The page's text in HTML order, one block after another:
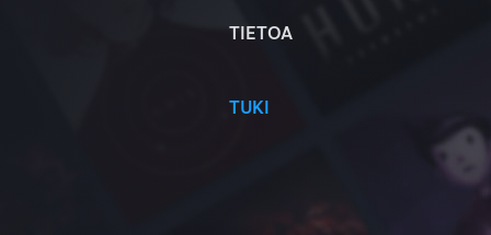
TIETOA
TUKI